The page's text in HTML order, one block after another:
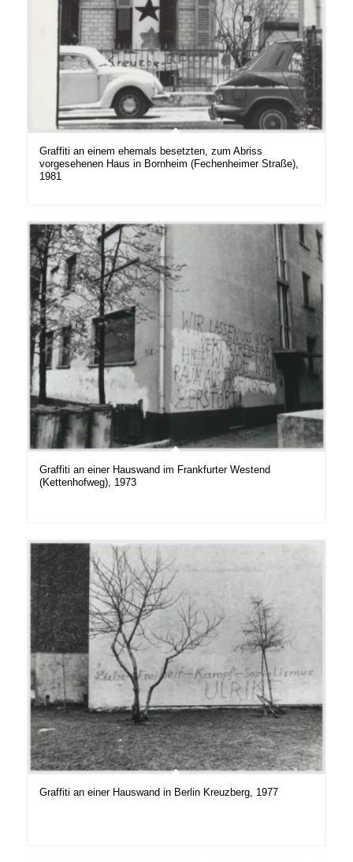
Graffiti an einem ehemals besetzten, zum Abriss
vorgesehenen Haus in Bornheim (Fechenheimer Straße),
1981
Graffiti an einer Hauswand im Frankfurter Westend
(Kettenhofweg), 1973
Graffiti an einer Hauswand in Berlin Kreuzberg, 1977